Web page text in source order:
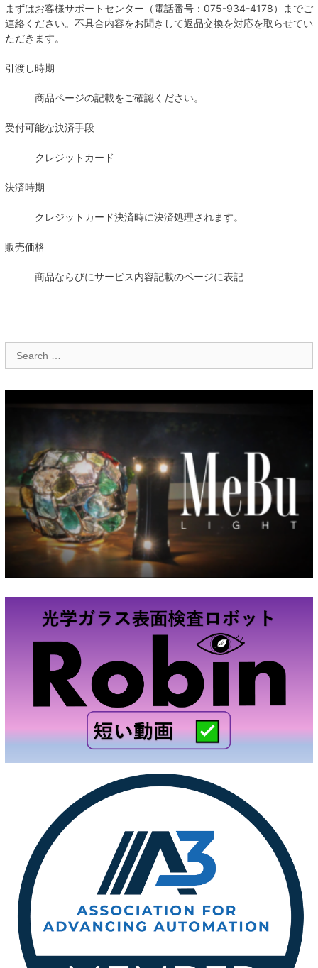
まずはお客様サポートセンター（電話番号：075-934-4178）までご
連絡ください。不具合内容をお聞きして返品交換を対応を取らせてい
ただきます。
引渡し時期
商品ページの記載をご確認ください。
受付可能な決済手段
クレジットカード
決済時期
クレジットカード決済時に決済処理されます。
販売価格
商品ならびにサービス内容記載のページに表記